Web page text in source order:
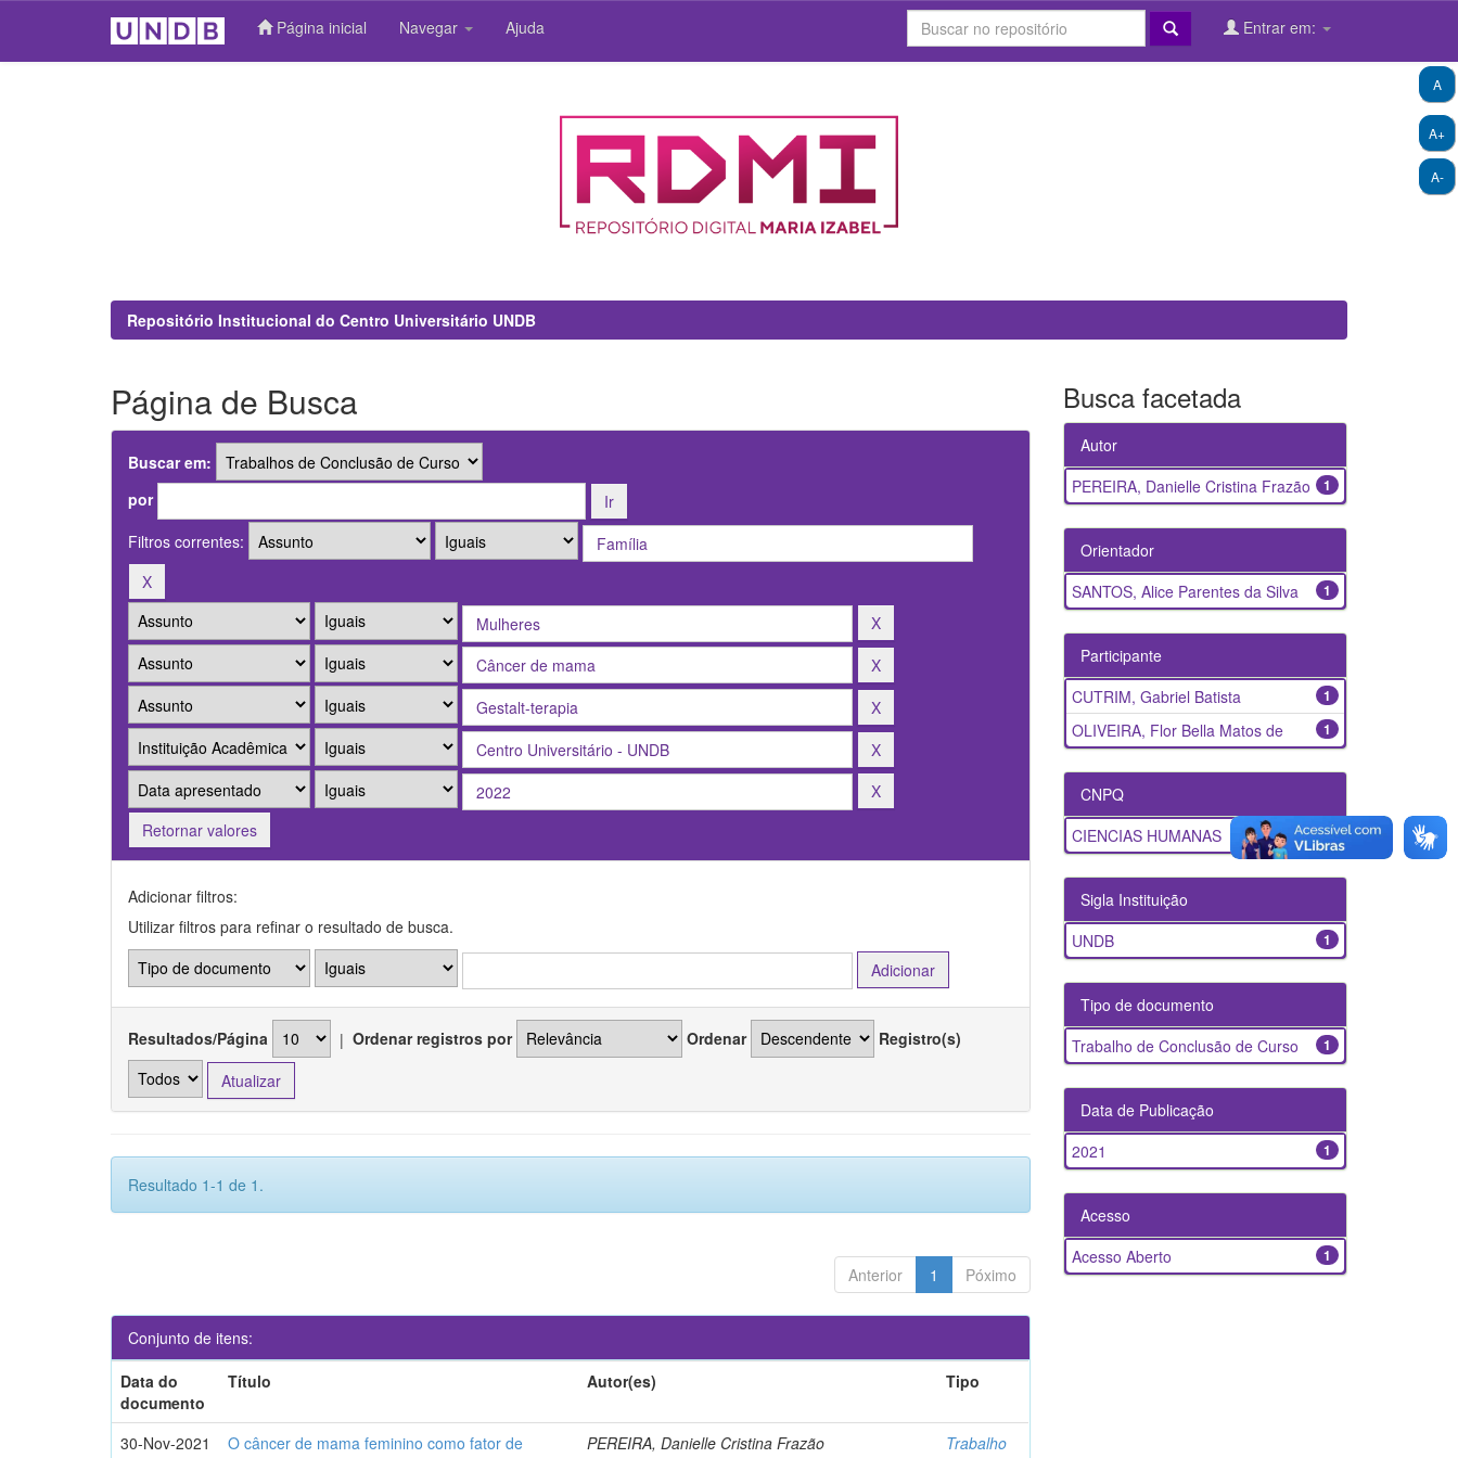
Página inicial Navegar Ajuda Entrar em:
A+
A-
A
Repositório Institucional do Centro Universitário UNDB
Página de Busca
Buscar em:
por
Filtros correntes:
Retornar valores
Adicionar filtros:
Utilizar filtros para refinar o resultado de busca.
Resultados/Página | Ordenar registros por Ordenar Registro(s)
Resultado 1-1 de 1.
Anterior 1 Póximo
Conjunto de itens:
Data do
documento
Título Autor(es) Tipo
30-Nov-2021
O câncer de mama feminino como fator de
PEREIRA, Danielle Cristina Frazão
Trabalho
Busca facetada
Autor
1
PEREIRA, Danielle Cristina Frazão
Orientador
1
SANTOS, Alice Parentes da Silva
Participante
1
CUTRIM, Gabriel Batista
1
OLIVEIRA, Flor Bella Matos de
CNPQ
1
CIENCIAS HUMANAS
Sigla Instituição
1
UNDB
Tipo de documento
1
Trabalho de Conclusão de Curso
Data de Publicação
1
2021
Acesso
1
Acesso Aberto